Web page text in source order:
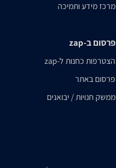
מרכז מידע ותמיכה
פרסום ב-zap
הצטרפות כחנות ל-zap
פרסום באתר
ממשק חנויות / יבואנים